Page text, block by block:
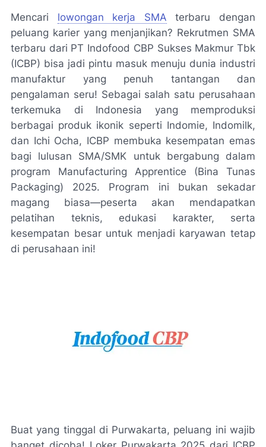
Mencari lowongan kerja SMA terbaru dengan
peluang karier yang menjanjikan? Rekrutmen SMA
terbaru dari PT Indofood CBP Sukses Makmur Tbk
(ICBP) bisa jadi pintu masuk menuju dunia industri
manufaktur yang penuh tantangan dan
pengalaman seru! Sebagai salah satu perusahaan
terkemuka di Indonesia yang memproduksi
berbagai produk ikonik seperti Indomie, Indomilk,
dan Ichi Ocha, ICBP membuka kesempatan emas
bagi lulusan SMA/SMK untuk bergabung dalam
program Manufacturing Apprentice (Bina Tunas
Packaging) 2025. Program ini bukan sekadar
magang biasa—peserta akan mendapatkan
pelatihan teknis, edukasi karakter, serta
kesempatan besar untuk menjadi karyawan tetap
di perusahaan ini!
Buat yang tinggal di Purwakarta, peluang ini wajib